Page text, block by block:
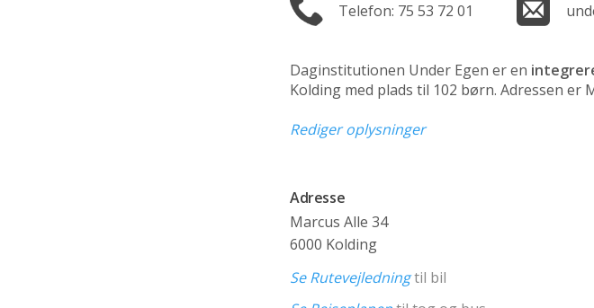
Telefon: 75 53 72 01
Daginstitutionen Under Egen er en
Kolding med plads til 102 børn. Adressen er
Rediger oplysninger
Adresse
Marcus Alle 34
6000 Kolding
Se Rutevejledningtil bil